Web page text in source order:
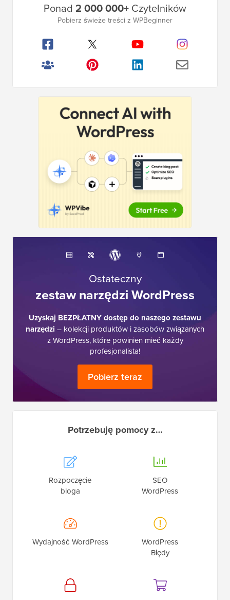
Ponad 2 000 000+ Czytelników
Pobierz świeże treści z WPBeginner
Ostateczny
zestaw narzędzi WordPress
Uzyskaj BEZPŁATNY dostęp do naszego zestawu
narzędzi – kolekcji produktów i zasobów związanych
z WordPress, które powinien mieć każdy
profesjonalista!
Pobierz teraz
Potrzebuję pomocy z…
Rozpoczęcie
bloga
SEO
WordPress
Wydajność WordPress
WordPress
Błędy